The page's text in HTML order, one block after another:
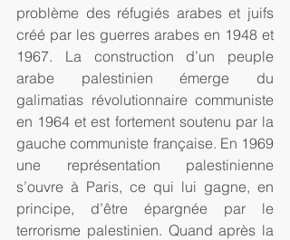
problème des réfugiés arabes et juifs
créé par les guerres arabes en 1948 et
1967. La construction d’un peuple
arabe palestinien émerge du
galimatias révolutionnaire communiste
en 1964 et est fortement soutenu par la
gauche communiste française. En 1969
une représentation palestinienne
s’ouvre à Paris, ce qui lui gagne, en
principe, d’être épargnée par le
terrorisme palestinien. Quand après la